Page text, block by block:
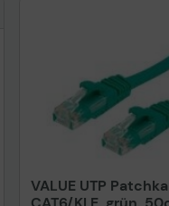
VALUE UTP